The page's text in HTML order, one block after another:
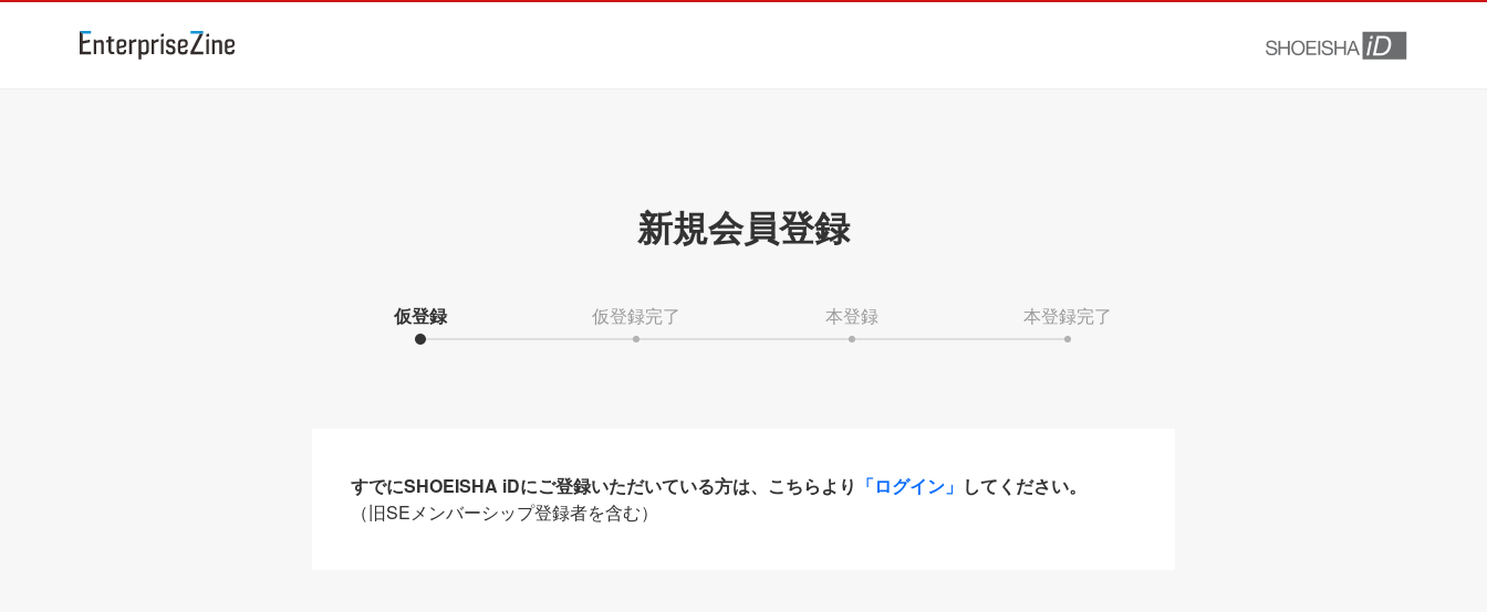
新規会員登録
仮登録 仮登録完了 本登録 本登録完了
すでにSHOEISHA iDにご登録いただいている方は、こちらより 「ログイン」 してください。
（旧SEメンバーシップ登録者を含む）